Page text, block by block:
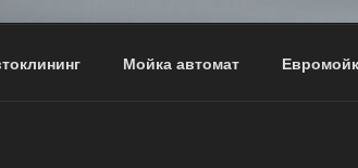
Мойка автомат